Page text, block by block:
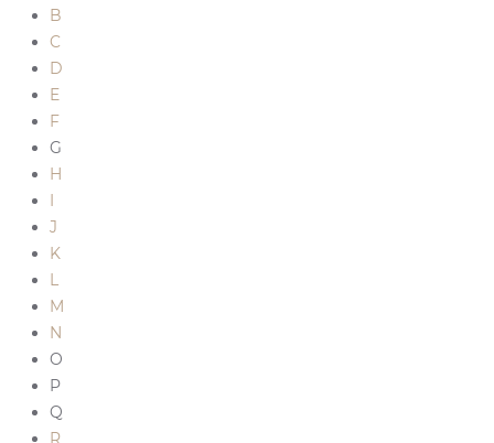
B
C
D
E
F
G
H
I
J
K
L
M
N
O
P
Q
R